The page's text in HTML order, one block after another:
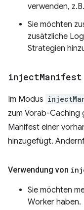
verwenden, z.B.
Sie möchten
zusätzliche
Strategien
injectManifest
Im Modus
zum Vorab-
Manifest einer
hinzugefügt.
Verwendung von
Sie möchten
Worker haben.